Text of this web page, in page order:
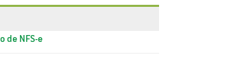
de NFS-e